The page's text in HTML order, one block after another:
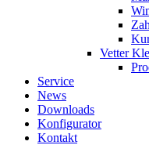
Vetter
Service
News
Downloads
Konfigurator
Kontakt